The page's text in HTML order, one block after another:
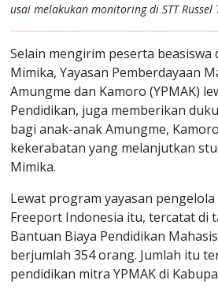
usai melakukan monitoring di STT Russel
Selain mengirim peserta beasiswa
Mimika, Yayasan Pemberdayaan
Amungme dan Kamoro (YPMAK)
Pendidikan, juga memberikan
bagi anak-anak Amungme,
kekerabatan yang melanjutkan
Mimika.
Lewat program yayasan
Freeport Indonesia itu, tercatat di
Bantuan Biaya Pendidikan
berjumlah 354 orang. Jumlah itu
pendidikan mitra YPMAK di